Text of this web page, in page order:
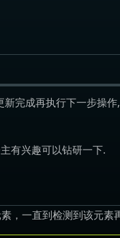
完成再执行下一步操
有兴趣可以钻研一下.
一直到检测到该元素